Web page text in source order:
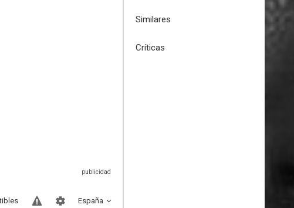
España
Similares
Críticas